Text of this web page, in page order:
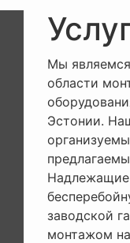
Мы
области
Эстонии.
Надлежащие
заводской
монтажом